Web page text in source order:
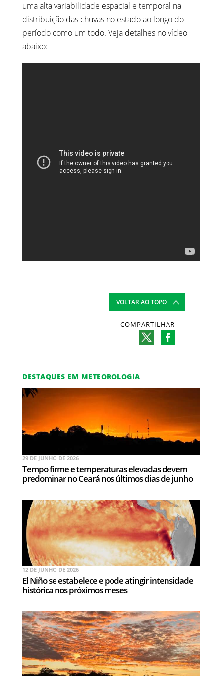
uma alta variabilidade espacial e temporal na
distribuição das chuvas no estado ao longo do
período como um todo. Veja detalhes no vídeo
abaixo:
VOLTAR AO TOPO
COMPARTILHAR
DESTAQUES EM METEOROLOGIA
29 DE JUNHO DE 2026
Tempo firme e temperaturas elevadas devem
predominar no Ceará nos últimos dias de junho
12 DE JUNHO DE 2026
El Niño se estabelece e pode atingir intensidade
histórica nos próximos meses